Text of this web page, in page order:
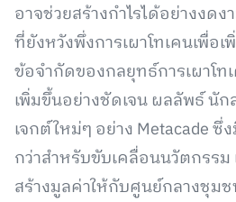
อาจช่วยสร้างกำไรได้อย่างงดง
ที่ยังหวังพึ่งการเผาโทเคนเพื่อ
ข้อจำกัดของกลยุทธ์การเผาโท
เพิ่มขึ้นอย่างชัดเจน ผลลัพธ์ นั
เจกต์ใหม่ๆ อย่าง Metacade
กว่าสำหรับขับเคลื่อนนวัตกรร
สร้างมูลค่าให้กับศูนย์กลางชุม